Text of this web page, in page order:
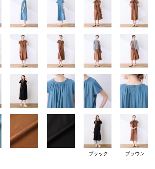
ブラック ブラウン